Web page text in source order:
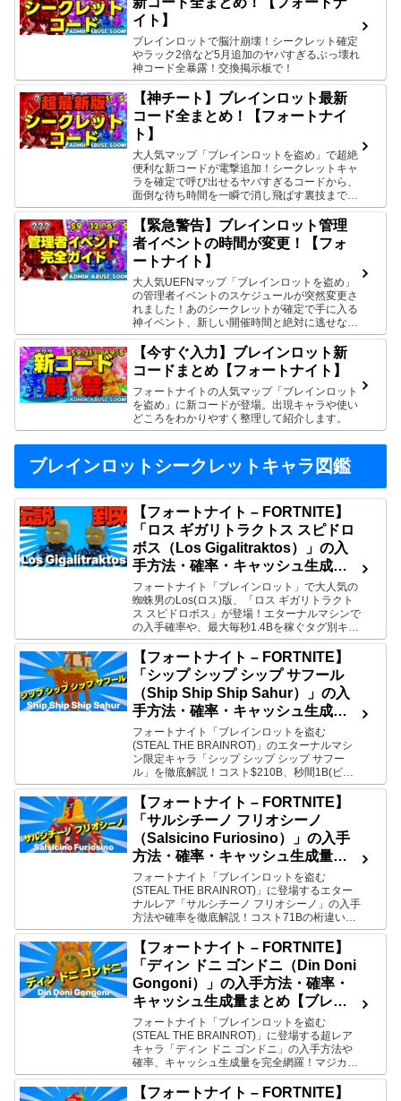
イト】
ブレインロットで脳汁崩壊！シークレット確定
やラック2倍など5月追加のヤバすぎるぶっ壊れ
神コード全暴露！交換掲示板で！
【神チート】ブレインロット最新
コード全まとめ！【フォートナイ
ト】
大人気マップ「ブレインロットを盗め」で超絶
便利な新コードが電撃追加！シークレットキャ
ラを確定で呼び出せるヤバすぎるコードから、
面倒な待ち時間を一瞬で消し飛ばす裏技まで最
新情報を今すぐチェック！
【緊急警告】ブレインロット管理
者イベントの時間が変更！【フォ
ートナイト】
大人気UEFNマップ「ブレインロットを盗め」
の管理者イベントのスケジュールが突然変更さ
れました！あのシークレットが確定で手に入る
神イベント、新しい開催時間と絶対に逃せない
3つの理由を今すぐチェック！
【今すぐ入力】ブレインロット新
コードまとめ【フォートナイト】
フォートナイトの人気マップ「ブレインロット
を盗め」に新コードが登場。出現キャラや使い
どころをわかりやすく整理して紹介します。
ブレインロットシークレットキャラ図鑑
【フォートナイト – FORTNITE】
「ロス ギガリトラクトス スピドロ
ボス（Los Gigalitraktos）」の入
手方法・確率・キャッシュ生成量
まとめ【ブレインロットを盗む –
STEAL THE BRAINROT】
フォートナイト「ブレインロット」で大人気の
蜘蛛男のLos(ロス)版、「ロス ギガリトラクト
ス スピドロボス」が登場！エターナルマシンで
の入手確率や、最大毎秒1.4Bを稼ぐタグ別キャ
ッシュ生成量を徹底解説します。
【フォートナイト – FORTNITE】
「シップ シップ シップ サフール
（Ship Ship Ship Sahur）」の入
手方法・確率・キャッシュ生成量
まとめ【ブレインロットを盗む –
STEAL THE BRAINROT】
フォートナイト「ブレインロットを盗む
(STEAL THE BRAINROT)」のエターナルマシ
ン限定キャラ「シップ シップ シップ サフー
ル」を徹底解説！コスト$210B、秒間1B(ビリ
オン)を超えるバグレベルのキャッシュ生成量を
タグ別一覧表で公開。奇跡の出現確率も紹介し
ます。
【フォートナイト – FORTNITE】
「サルシチーノ フリオシーノ
（Salsicino Furiosino）」の入手
方法・確率・キャッシュ生成量ま
とめ【ブレインロットを盗む –
STEAL THE BRAINROT】
フォートナイト「ブレインロットを盗む
(STEAL THE BRAINROT)」に登場するエター
ナルレア「サルシチーノ フリオシーノ」の入手
方法や確率を徹底解説！コスト71Bの桁違いな
キャッシュ生成量をマジカルなどの変異タグ別
一覧表で紹介します。
【フォートナイト – FORTNITE】
「ディン ドニ ゴンドニ（Din Doni
Gongoni）」の入手方法・確率・
キャッシュ生成量まとめ【ブレイ
ンロットを盗む – STEAL THE
BRAINROT】
フォートナイト「ブレインロットを盗む
(STEAL THE BRAINROT)」に登場する超レア
キャラ「ディン ドニ ゴンドニ」の入手方法や
確率、キャッシュ生成量を完全網羅！マジカル
などの変異タグ別の稼ぎ性能も表でわかりやす
く解説します。
【フォートナイト – FORTNITE】